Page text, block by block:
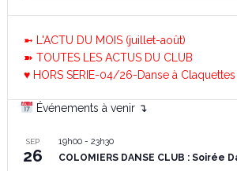
➼ L'ACTU DU MOIS (juillet-août)
➽ TOUTES LES ACTUS DU CLUB
♥ HORS SERIE-04/26-Danse à Claquettes
Événements à venir ↴
SEP
26
19h00- 23h30
COLOMIERS DANSE CLUB : Soirée